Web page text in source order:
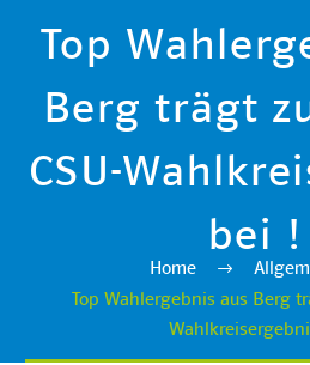
Top
Berg trägt
CSU-
bei !
Home
Top Wahlergebnis aus Berg